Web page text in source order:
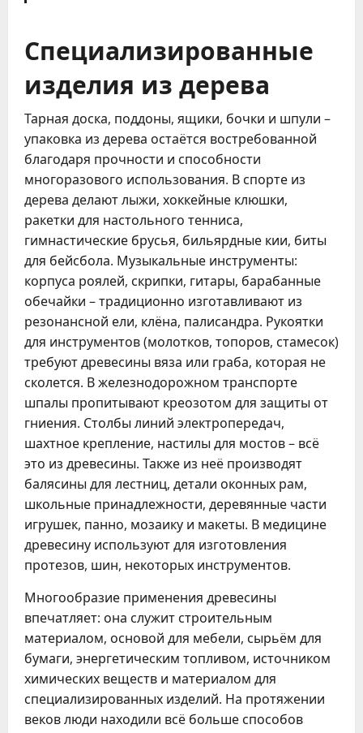
Специализированные
изделия из дерева
Тарная доска, поддоны, ящики, бочки и шпули –
упаковка из дерева остаётся востребованной
благодаря прочности и способности
многоразового использования. В спорте из
дерева делают лыжи, хоккейные клюшки,
ракетки для настольного тенниса,
гимнастические брусья, бильярдные кии, биты
для бейсбола. Музыкальные инструменты:
корпуса роялей, скрипки, гитары, барабанные
обечайки – традиционно изготавливают из
резонансной ели, клёна, палисандра. Рукоятки
для инструментов (молотков, топоров, стамесок)
требуют древесины вяза или граба, которая не
сколется. В железнодорожном транспорте
шпалы пропитывают креозотом для защиты от
гниения. Столбы линий электропередач,
шахтное крепление, настилы для мостов – всё
это из древесины. Также из неё производят
балясины для лестниц, детали оконных рам,
школьные принадлежности, деревянные части
игрушек, панно, мозаику и макеты. В медицине
древесину используют для изготовления
протезов, шин, некоторых инструментов.
Многообразие применения древесины
впечатляет: она служит строительным
материалом, основой для мебели, сырьём для
бумаги, энергетическим топливом, источником
химических веществ и материалом для
специализированных изделий. На протяжении
веков люди находили всё больше способов